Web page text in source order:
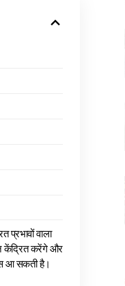
प्रभावों वाला
केंद्रित करेंगे और
आ सकती है।